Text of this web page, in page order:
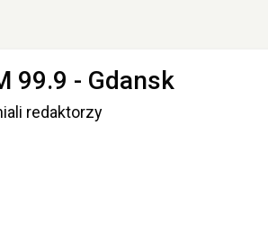
99.9 - Gdansk
redaktorzy